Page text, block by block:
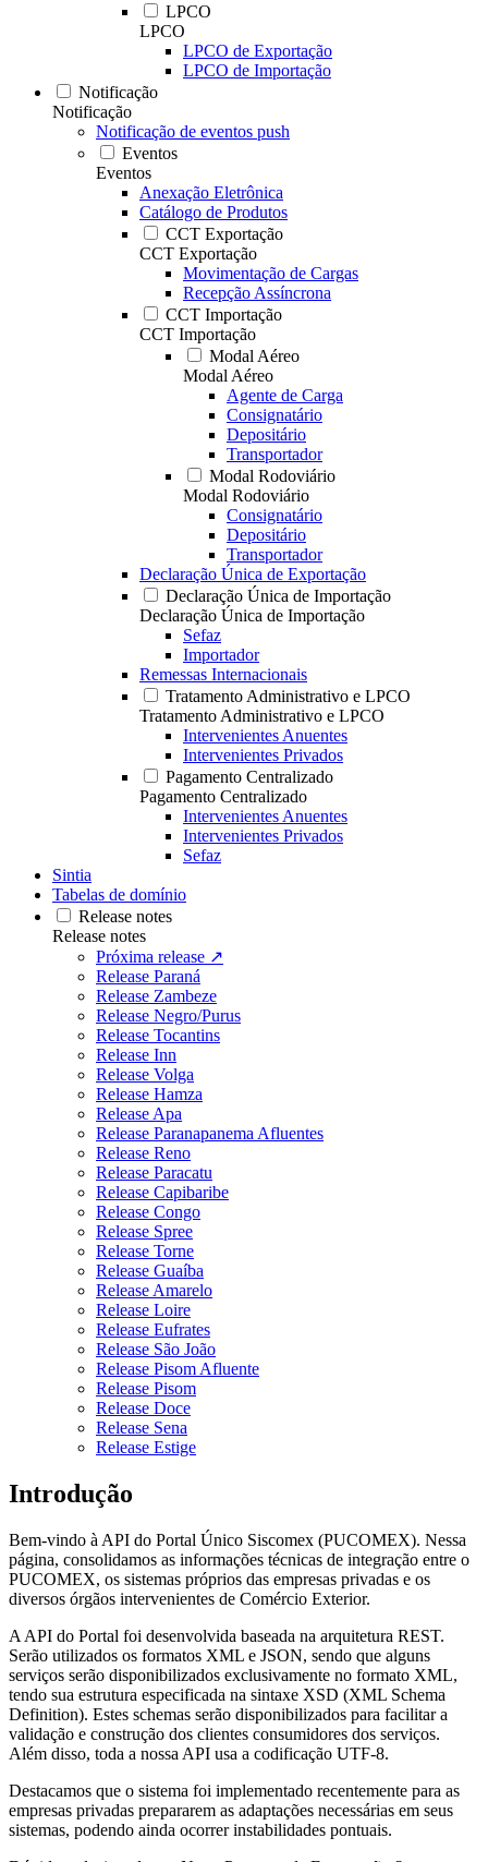
LPCO
LPCO
LPCO de Exportação
LPCO de Importação
Notificação
Notificação
Notificação de eventos push
Eventos
Eventos
Anexação Eletrônica
Catálogo de Produtos
CCT Exportação
CCT Exportação
Movimentação de Cargas
Recepção Assíncrona
CCT Importação
CCT Importação
Modal Aéreo
Modal Aéreo
Agente de Carga
Consignatário
Depositário
Transportador
Modal Rodoviário
Modal Rodoviário
Consignatário
Depositário
Transportador
Declaração Única de Exportação
Declaração Única de Importação
Declaração Única de Importação
Sefaz
Importador
Remessas Internacionais
Tratamento Administrativo e LPCO
Tratamento Administrativo e LPCO
Intervenientes Anuentes
Intervenientes Privados
Pagamento Centralizado
Pagamento Centralizado
Intervenientes Anuentes
Intervenientes Privados
Sefaz
Sintia
Tabelas de domínio
Release notes
Release notes
Próxima release ↗
Release Paraná
Release Zambeze
Release Negro/Purus
Release Tocantins
Release Inn
Release Volga
Release Hamza
Release Apa
Release Paranapanema Afluentes
Release Reno
Release Paracatu
Release Capibaribe
Release Congo
Release Spree
Release Torne
Release Guaíba
Release Amarelo
Release Loire
Release Eufrates
Release São João
Release Pisom Afluente
Release Pisom
Release Doce
Release Sena
Release Estige
Introdução
Bem-vindo à API do Portal Único Siscomex (PUCOMEX). Nessa
página, consolidamos as informações técnicas de integração entre o
PUCOMEX, os sistemas próprios das empresas privadas e os
diversos órgãos intervenientes de Comércio Exterior.
A API do Portal foi desenvolvida baseada na arquitetura REST.
Serão utilizados os formatos XML e JSON, sendo que alguns
serviços serão disponibilizados exclusivamente no formato XML,
tendo sua estrutura especificada na sintaxe XSD (XML Schema
Definition). Estes schemas serão disponibilizados para facilitar a
validação e construção dos clientes consumidores dos serviços.
Além disso, toda a nossa API usa a codificação UTF-8.
Destacamos que o sistema foi implementado recentemente para as
empresas privadas prepararem as adaptações necessárias em seus
sistemas, podendo ainda ocorrer instabilidades pontuais.